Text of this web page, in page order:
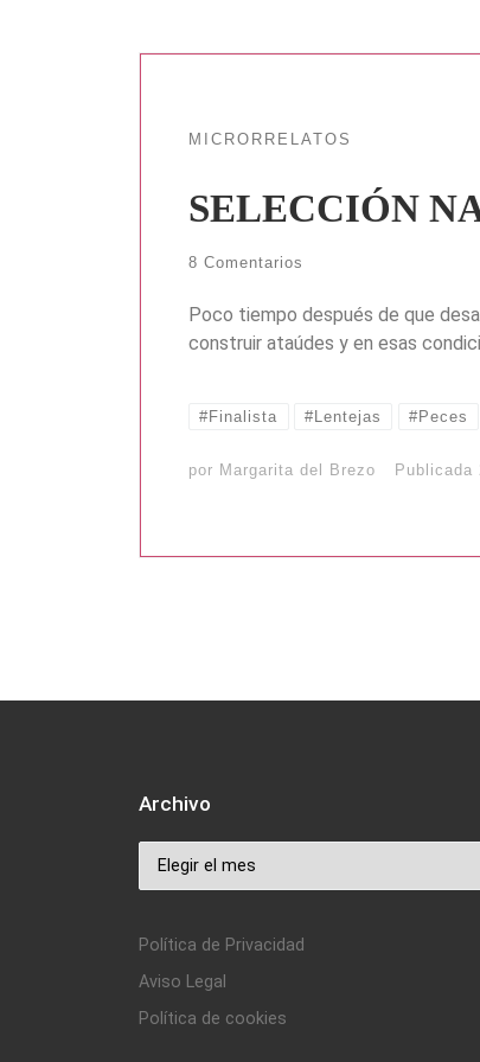
MICRORRELATOS
SELECCIÓN
8 Comentarios
Poco tiempo después de que
construir ataúdes y en esas
#Finalista #Lentejas #Peces
por Margarita del Brezo Publicada
Archivo
Archivo
Política de Privacidad
Aviso Legal
Política de cookies